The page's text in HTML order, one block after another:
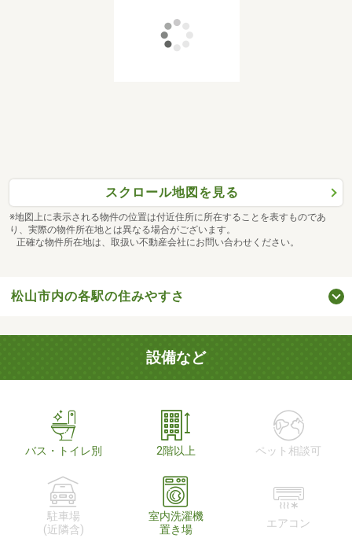
スクロール地図を見る
※地図上に表示される物件の位置は付近住所に所在することを表すものであ
り、実際の物件所在地とは異なる場合がございます。
正確な物件所在地は、取扱い不動産会社にお問い合わせください。
松山市内の各駅の住みやすさ
設備など
バス・トイレ別 2階以上 ペット相談可
駐車場
(近隣含)
室内洗濯機
置き場
エアコン